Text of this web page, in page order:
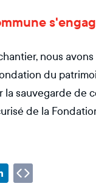
nous
du
la sauvegarde
de la